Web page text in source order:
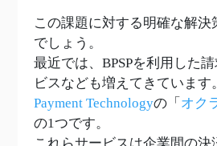
この課題に対する明確な解決
でしょう。
最近では、BPSPを利用した
ビスなども増えてきています。
Payment Technologyの「 オク
の1つです。